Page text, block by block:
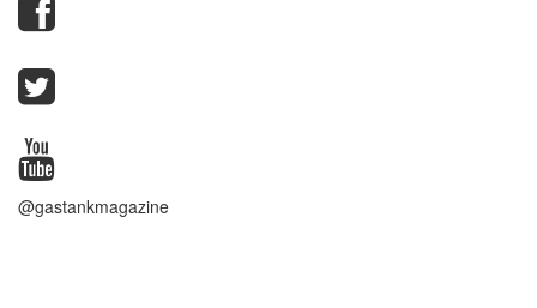
@gastankmagazine